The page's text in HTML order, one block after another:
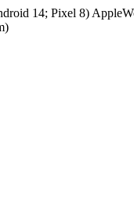
14; Pixel 8)